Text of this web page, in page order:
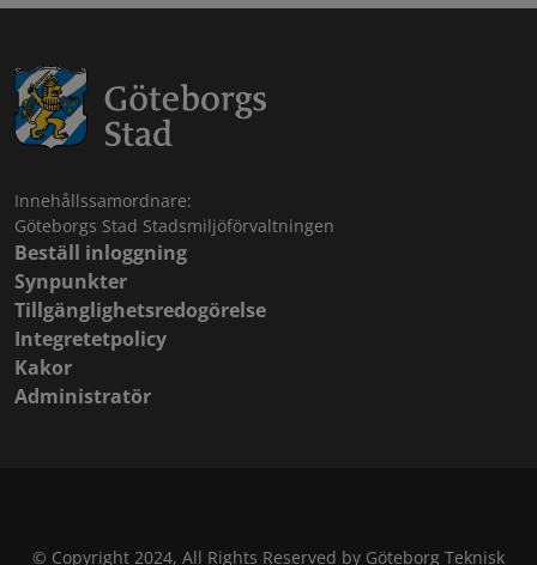
Innehållssamordnare:
Göteborgs Stad Stadsmiljöförvaltningen
Beställ inloggning
Synpunkter
Tillgänglighetsredogörelse
Integretetpolicy
Kakor
Administratör
© Copyright 2024, All Rights Reserved by Göteborg Teknisk